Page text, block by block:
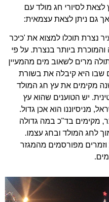
לצאת לסיורי חג מולד עם
גם ניתן לצאת עצמאית:
נצרת תוכלו למצוא את 'כיכר
והמוכרת ביותר בנצרת. על פי
מרים לשאוב מים מהמעיין
שבו היא קיבלה את בשורת
מקימים את עץ חג המולד
יש הטוענים שהוא עץ
מניסיוננו הוא אכן גדול.
מקימים בד"כ במה גדולה
לחג המולד ובחג עצמו.
מפורסמים מהמגזר